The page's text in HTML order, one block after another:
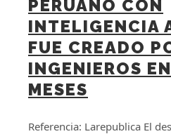
PERUANO CON
INTELIGENCIA
FUE CREADO
INGENIEROS
MESES
Referencia: Larepublica El